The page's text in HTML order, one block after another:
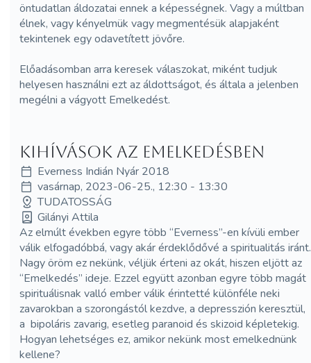
öntudatlan áldozatai ennek a képességnek. Vagy a múltban
élnek, vagy kényelmük vagy megmentésük alapjaként
tekintenek egy odavetített jövőre.
Előadásomban arra keresek válaszokat, miként tudjuk
helyesen használni ezt az áldottságot, és általa a jelenben
megélni a vágyott Emelkedést.
Kihívások az Emelkedésben
Everness Indián Nyár 2018
vasárnap, 2023-06-25., 12:30 - 13:30
TUDATOSSÁG
Gilányi Attila
Az elmúlt években egyre több “Everness”-en kívüli ember
válik elfogadóbbá, vagy akár érdeklődővé a spiritualitás iránt.
Nagy öröm ez nekünk, véljük érteni az okát, hiszen eljött az
“Emelkedés” ideje. Ezzel együtt azonban egyre több magát
spirituálisnak valló ember válik érintetté különféle neki
zavarokban a szorongástól kezdve, a depresszión keresztül,
a bipoláris zavarig, esetleg paranoid és skizoid képletekig.
Hogyan lehetséges ez, amikor nekünk most emelkednünk
kellene?